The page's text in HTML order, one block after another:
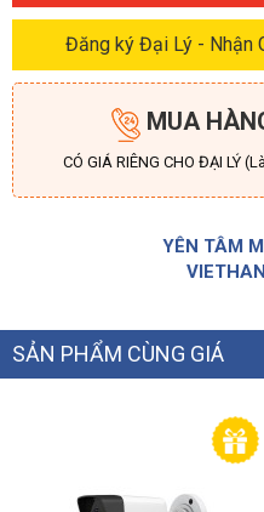
Đăng ký Đại Lý - Nhận
MUA
CÓ GIÁ RIÊNG CHO ĐẠI LÝ
YÊN TÂM
SẢN PHẨM CÙNG GIÁ